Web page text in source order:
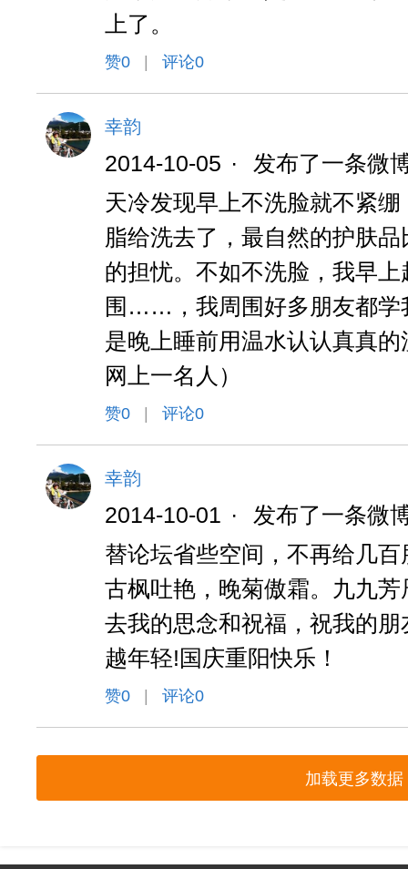
上了。
赞0 评论0
幸韵
2014-10-05 ·
发布了一条微
天冷发现早上不洗脸就不紧
脂给洗去了，最自然的护肤
的担忧。不如不洗脸，我早
围……，我周围好多朋友都学
是晚上睡前用温水认认真真
网上一名人）
赞0 评论0
幸韵
2014-10-01 ·
发布了一条微
替论坛省些空间，不再给几
古枫吐艳，晚菊傲霜。九九
去我的思念和祝福，祝我的
越年轻!国庆重阳快乐！
赞0 评论0
加载更多数据